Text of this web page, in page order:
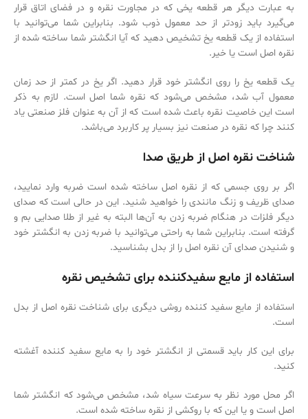
به عبارت دیگر هر قطعه یخی که در مجاورت نقره و در فضای اتاق قرار
می‌‌گیرد باید زودتر از حد معمول ذوب شود. بنابراین شما می‌‌توانید با
استفاده از یک قطعه یخ تشخیص دهید که آیا انگشتر شما ساخته شده از
نقره اصل است یا خیر.
یک قطعه یخ را روی انگشتر خود قرار دهید. اگر یخ در کمتر از حد زمان
معمول آب شد، مشخص می‌‌شود که نقره شما اصل است. لازم به ذکر
است این خاصیت نقره باعث شده است که از آن به عنوان فلز صنعتی یاد
کنند چرا که نقره در صنعت نیز بسیار پر کاربرد می‌‌باشد.
شناخت نقره اصل از طریق صدا
اگر بر روی جسمی که از نقره اصل ساخته شده است ضربه وارد نمایید،
صدای ظریف و زنگ مانندی را خواهید شنید. این در حالی است که صدای
دیگر فلزات در هنگام ضربه زدن به آن‌ها البته به غیر از طلا صدایی بم و
گرفته است. بنابراین شما به راحتی می‌توانید با ضربه زدن به انگشتر خود
و شنیدن صدای آن نقره اصل را از بدل بشناسید.
استفاده از مایع سفیدکننده برای تشخیص نقره
استفاده از مایع سفید کننده روشی دیگری برای شناخت نقره اصل از بدل
است.
برای این کار باید قسمتی از انگشتر خود را به مایع سفید کننده آغشته
کنید.
اگر محل مورد نظر به سرعت سیاه شد، مشخص می‌‌شود که انگشتر شما
اصل است و یا این که با روکشی از نقره ساخته شده است.